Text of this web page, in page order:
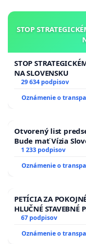
STOP
STOP
NA SLOVENSKU
29 634 podpisov
Oznámenie o
Otvorený list
Bude mať Vízia
1 233 podpisov
Oznámenie o
PETÍCIA ZA
HLUČNÉ STAVEBNÉ
13.00 HOD., CEZ
HOD. A
ĎUMBIERSKEJ/
67 podpisov
Oznámenie o